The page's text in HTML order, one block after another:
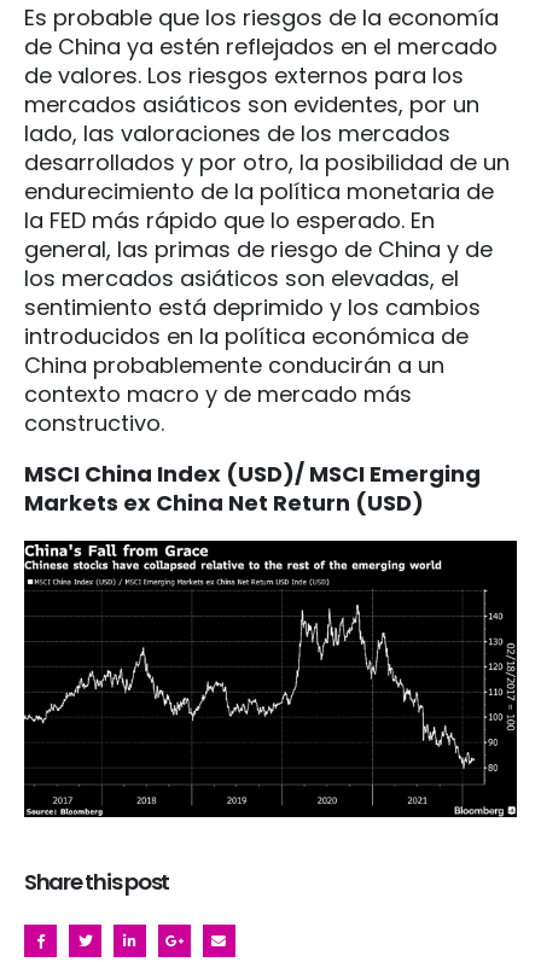
Es probable que los riesgos de la economía
de China ya estén reflejados en el mercado
de valores. Los riesgos externos para los
mercados asiáticos son evidentes, por un
lado, las valoraciones de los mercados
desarrollados y por otro, la posibilidad de un
endurecimiento de la política monetaria de
la FED más rápido que lo esperado. En
general, las primas de riesgo de China y de
los mercados asiáticos son elevadas, el
sentimiento está deprimido y los cambios
introducidos en la política económica de
China probablemente conducirán a un
contexto macro y de mercado más
constructivo.
MSCI China Index (USD)/ MSCI Emerging
Markets ex China Net Return (USD)
Share this post